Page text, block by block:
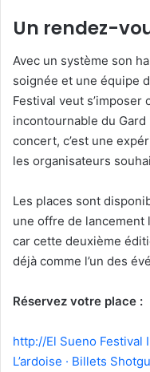
Un rendez-
Avec un système son
soignée et une équipe
Festival veut s’imposer
incontournable du Gard
concert, c’est une
les organisateurs
Les places sont
une offre de lancement
car cette deuxième
déjà comme l’un des
Réservez votre place :
http://El Sueno Festival
L’ardoise · Billets